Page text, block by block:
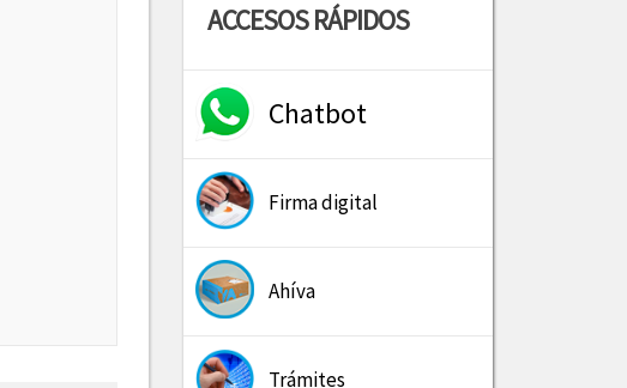
ACCESOS RÁPIDOS
Chatbot
Firma digital
Ahíva
Trámites